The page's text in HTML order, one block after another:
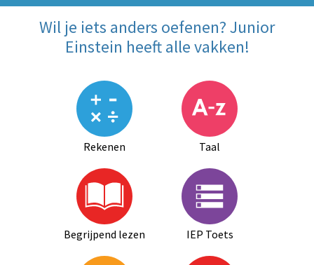
Wil je iets anders oefenen? Junior
Einstein heeft alle vakken!
Rekenen Taal
Begrijpend lezen IEP Toets